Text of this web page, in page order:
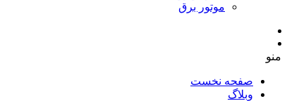
موتور برق
منو
صفحه نخست
وبلاگ